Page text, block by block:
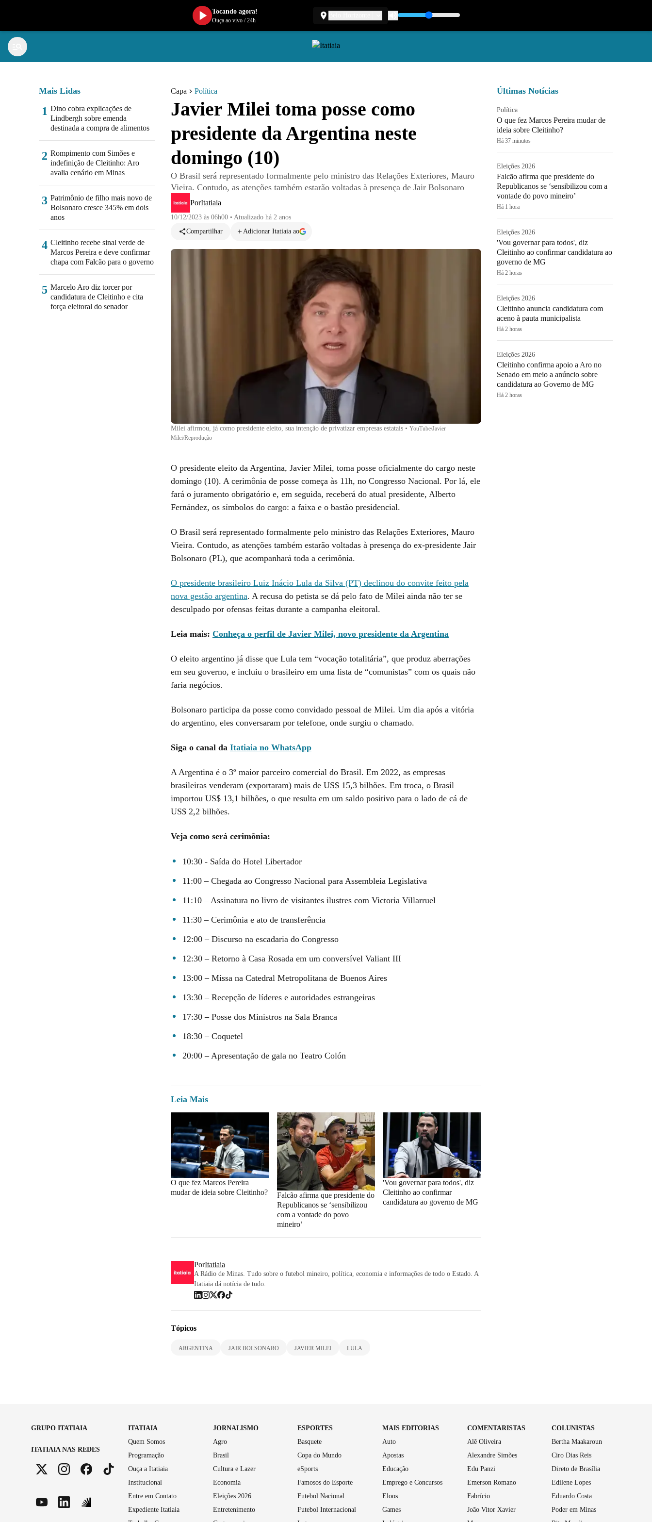
Capa Política
Javier Milei toma posse como
presidente da Argentina neste
domingo (10)
O Brasil será representado formalmente pelo ministro das Relações Exteriores, Mauro
Vieira. Contudo, as atenções também estarão voltadas à presença de Jair Bolsonaro
PorItatiaia
10/12/2023 às 06h00 • Atualizado há 2 anos
Compartilhar
Adicionar Itatiaia ao
Milei afirmou, já como presidente eleito, sua intenção de privatizar empresas estatais • YouTube/Javier
Milei/Reprodução
O presidente eleito da Argentina, Javier Milei, toma posse oficialmente do cargo neste
domingo (10). A cerimônia de posse começa às 11h, no Congresso Nacional. Por lá, ele
fará o juramento obrigatório e, em seguida, receberá do atual presidente, Alberto
Fernández, os símbolos do cargo: a faixa e o bastão presidencial.
O Brasil será representado formalmente pelo ministro das Relações Exteriores, Mauro
Vieira. Contudo, as atenções também estarão voltadas à presença do ex-presidente Jair
Bolsonaro (PL), que acompanhará toda a cerimônia.
O presidente brasileiro Luiz Inácio Lula da Silva (PT) declinou do convite feito pela
nova gestão argentina. A recusa do petista se dá pelo fato de Milei ainda não ter se
desculpado por ofensas feitas durante a campanha eleitoral.
Leia mais: Conheça o perfil de Javier Milei, novo presidente da Argentina
O eleito argentino já disse que Lula tem “vocação totalitária”, que produz aberrações
em seu governo, e incluiu o brasileiro em uma lista de “comunistas” com os quais não
faria negócios.
Bolsonaro participa da posse como convidado pessoal de Milei. Um dia após a vitória
do argentino, eles conversaram por telefone, onde surgiu o chamado.
Siga o canal da Itatiaia no WhatsApp
A Argentina é o 3º maior parceiro comercial do Brasil. Em 2022, as empresas
brasileiras venderam (exportaram) mais de US$ 15,3 bilhões. Em troca, o Brasil
importou US$ 13,1 bilhões, o que resulta em um saldo positivo para o lado de cá de
US$ 2,2 bilhões.
Veja como será cerimônia:
10:30 - Saída do Hotel Libertador
11:00 – Chegada ao Congresso Nacional para Assembleia Legislativa
11:10 – Assinatura no livro de visitantes ilustres com Victoria Villarruel
11:30 – Cerimônia e ato de transferência
12:00 – Discurso na escadaria do Congresso
12:30 – Retorno à Casa Rosada em um conversível Valiant III
13:00 – Missa na Catedral Metropolitana de Buenos Aires
13:30 – Recepção de líderes e autoridades estrangeiras
17:30 – Posse dos Ministros na Sala Branca
18:30 – Coquetel
20:00 – Apresentação de gala no Teatro Colón
Leia Mais
O que fez Marcos Pereira
mudar de ideia sobre Cleitinho?
Falcão afirma que presidente do
Republicanos se ‘sensibilizou
com a vontade do povo
mineiro’
'Vou governar para todos', diz
Cleitinho ao confirmar
candidatura ao governo de MG
PorItatiaia
A Rádio de Minas. Tudo sobre o futebol mineiro, política, economia e informações de todo o Estado. A
Itatiaia dá notícia de tudo.
Tópicos
ARGENTINA JAIR BOLSONARO JAVIER MILEI LULA
Mais Lidas
1 Dino cobra explicações de
Lindbergh sobre emenda
destinada a compra de alimentos
2 Rompimento com Simões e
indefinição de Cleitinho: Aro
avalia cenário em Minas
3 Patrimônio de filho mais novo de
Bolsonaro cresce 345% em dois
anos
4 Cleitinho recebe sinal verde de
Marcos Pereira e deve confirmar
chapa com Falcão para o governo
5 Marcelo Aro diz torcer por
candidatura de Cleitinho e cita
força eleitoral do senador
Últimas Notícias
Política
O que fez Marcos Pereira mudar de
ideia sobre Cleitinho?
Há 37 minutos
Eleições 2026
Falcão afirma que presidente do
Republicanos se ‘sensibilizou com a
vontade do povo mineiro’
Há 1 hora
Eleições 2026
'Vou governar para todos', diz
Cleitinho ao confirmar candidatura ao
governo de MG
Há 2 horas
Eleições 2026
Cleitinho anuncia candidatura com
aceno à pauta municipalista
Há 2 horas
Eleições 2026
Cleitinho confirma apoio a Aro no
Senado em meio a anúncio sobre
candidatura ao Governo de MG
Há 2 horas
GRUPO ITATIAIA
ITATIAIA NAS REDES
ITATIAIA
Quem Somos
Programação
Ouça a Itatiaia
Institucional
Entre em Contato
Expediente Itatiaia
JORNALISMO
Agro
Brasil
Cultura e Lazer
Economia
Eleições 2026
Entretenimento
ESPORTES
Basquete
Copa do Mundo
eSports
Famosos do Esporte
Futebol Nacional
Futebol Internacional
MAIS EDITORIAS
Auto
Apostas
Educação
Emprego e Concursos
Eloos
Games
COMENTARISTAS
Alê Oliveira
Alexandre Simões
Edu Panzi
Emerson Romano
Fabrício
João Vitor Xavier
COLUNISTAS
Bertha Maakaroun
Ciro Dias Reis
Direto de Brasília
Edilene Lopes
Eduardo Costa
Poder em Minas
Tocando agora!
Ouça ao vivo/24h